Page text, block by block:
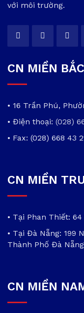
với môi trường.
CN MIỀN BẮC
• 16 Trần Phú,
• Điện thoại: (028)
• Fax: (028) 668 43
CN MIỀN
• Tại Phan Thiết:
• Tại Đà Nẵng: 199
Thành Phố Đà Nẵng
CN MIỀN